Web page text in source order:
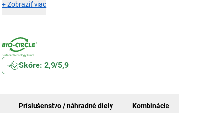
+Zobraziť viac
Skóre: 2,9/5,9
Príslušenstvo / náhradné diely Kombinácie